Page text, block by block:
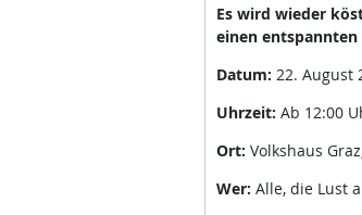
Es wird wieder
einen entspannten
Datum: 22. August
Uhrzeit: Ab 12:00
Ort: Volkshaus
Wer: Alle, die Lust